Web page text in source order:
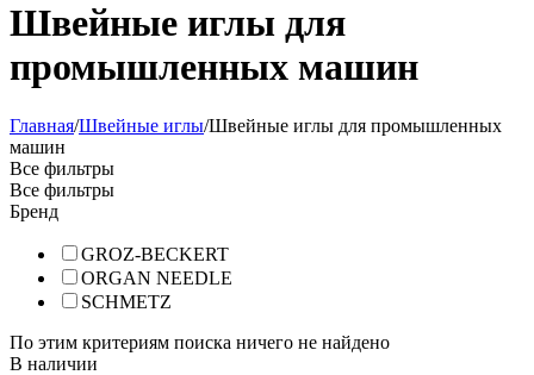
Швейные иглы для
промышленных машин
Главная/Швейные иглы/Швейные иглы для промышленных
машин
Все фильтры
Все фильтры
Бренд
GROZ-BECKERT
ORGAN NEEDLE
SCHMETZ
По этим критериям поиска ничего не найдено
В наличии